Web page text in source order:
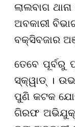
ଲାଲବାଗ
ଅବକାରୀ
ବକ୍ସିବଜାର
ତେବେ ପୂର୍ବରୁ
ସ୍କ୍ୱାଡ୍ ।
ପୁଣି କଟକ
ଗିରଫ